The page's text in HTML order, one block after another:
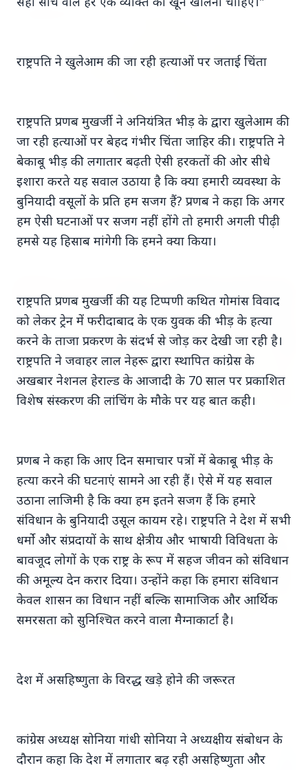
7 Jun 2026
गोंद कतिरा वेलनेस ड्रिंक — पेट की सेहत के लिए रात भर का
उपाय जिसका आपका पेट इंतजार कर रहा था
रहे हैं आकर्षित?
नियमित रूप से 50,000 रुपये दिए': त्विषा शर्मा मौत मामले में
सास ने दहेज आरोपों का खंडन किया
KERALA NEWS
राष्ट्रपति ने खुलेआम की जा रही हत्याओं पर जताई चिंता
राष्ट्रपति प्रणब मुखर्जी ने अनियंत्रित भीड़ के द्वारा खुलेआम की
जा रही हत्याओं पर बेहद गंभीर चिंता जाहिर की। राष्ट्रपति ने
बेकाबू भीड़ की लगातार बढ़ती ऐसी हरकतों की ओर सीधे
इशारा करते यह सवाल उठाया है कि क्या हमारी व्यवस्था के
बुनियादी वसूलों के प्रति हम सजग हैं? प्रणब ने कहा कि अगर
हम ऐसी घटनाओं पर सजग नहीं होंगे तो हमारी अगली पीढ़ी
हमसे यह हिसाब मांगेगी कि हमने क्या किया।
राष्ट्रपति प्रणब मुखर्जी की यह टिप्पणी कथित गोमांस विवाद
को लेकर ट्रेन में फरीदाबाद के एक युवक की भीड़ के हत्या
करने के ताजा प्रकरण के संदर्भ से जोड़ कर देखी जा रही है।
राष्ट्रपति ने जवाहर लाल नेहरू द्वारा स्थापित कांग्रेस के
अखबार नेशनल हेराल्ड के आजादी के 70 साल पर प्रकाशित
विशेष संस्करण की लांचिंग के मौके पर यह बात कही।
प्रणब ने कहा कि आए दिन समाचार पत्रों में बेकाबू भीड़ के
हत्या करने की घटनाएं सामने आ रही हैं। ऐसे में यह सवाल
उठाना लाजिमी है कि क्या हम इतने सजग हैं कि हमारे
संविधान के बुनियादी उसूल कायम रहे। राष्ट्रपति ने देश में सभी
धर्मो और संप्रदायों के साथ क्षेत्रीय और भाषायी विविधता के
बावजूद लोगों के एक राष्ट्र के रूप में सहज जीवन को संविधान
की अमूल्य देन करार दिया। उन्होंने कहा कि हमारा संविधान
केवल शासन का विधान नहीं बल्कि सामाजिक और आर्थिक
समरसता को सुनिश्चित करने वाला मैग्नाकार्टा है।
देश में असहिष्णुता के विरद्ध खड़े होने की जरूरत
कांग्रेस अध्यक्ष सोनिया गांधी सोनिया ने अध्यक्षीय संबोधन के
दौरान कहा कि देश में लगातार बढ़ रही असहिष्णुता और